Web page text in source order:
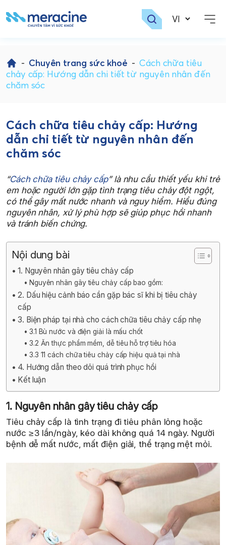
to
content
- Chuyên trang sức khoẻ - Cách chữa tiêu
chảy cấp: Hướng dẫn chi tiết từ nguyên nhân đến
chăm sóc
Cách chữa tiêu chảy cấp: Hướng
dẫn chi tiết từ nguyên nhân đến
chăm sóc
“Cách chữa tiêu chảy cấp” là nhu cầu thiết yếu khi trẻ
em hoặc người lớn gặp tình trạng tiêu chảy đột ngột,
có thể gây mất nước nhanh và nguy hiểm. Hiểu đúng
nguyên nhân, xử lý phù hợp sẽ giúp phục hồi nhanh
và tránh biến chứng.
Nội dung bài
1. Nguyên nhân gây tiêu chảy cấp
Nguyên nhân gây tiêu chảy cấp bao gồm:
2. Dấu hiệu cảnh báo cần gặp bác sĩ khi bị tiêu chảy
cấp
3. Biện pháp tại nhà cho cách chữa tiêu chảy cấp nhẹ
3.1 Bù nước và điện giải là mấu chốt
3.2 Ăn thực phẩm mềm, dễ tiêu hỗ trợ tiêu hóa
3.3 11 cách chữa tiêu chảy cấp hiệu quả tại nhà
4. Hướng dẫn theo dõi quá trình phục hồi
Kết luận
1. Nguyên nhân gây tiêu chảy cấp
Tiêu chảy cấp là tình trạng đi tiêu phân lỏng hoặc
nước ≥ 3 lần/ngày, kéo dài không quá 14 ngày. Người
bệnh dễ mất nước, mất điện giải, thể trạng mệt mỏi.